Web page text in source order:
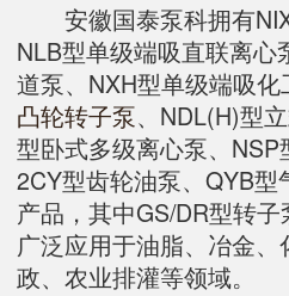
安徽国泰泵科拥有NIX
NLB型单级端吸直联离心
道泵、NXH型单级端吸
凸轮转子泵、NDL(H)型
型卧式多级离心泵、NSP
2CY型齿轮油泵、QYB
产品，其中GS/DR型转子
广泛应用于油脂、冶金
政、农业排灌等领域。